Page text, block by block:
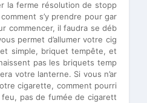
la ferme résolution de stopp
s’y prendre pour gar
commencer, il faudra se déb
permet d’allumer votre cig
simple, briquet tempête, et
pas les briquets temp
votre lanterne. Si vous n’ar
cigarette, comment pourri
pas de fumée de cigarett